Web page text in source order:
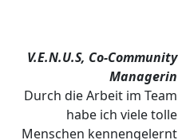
V.E.N.U.S, Co-Community
Managerin
Durch die Arbeit im Team
habe ich viele tolle
Menschen kennengelernt